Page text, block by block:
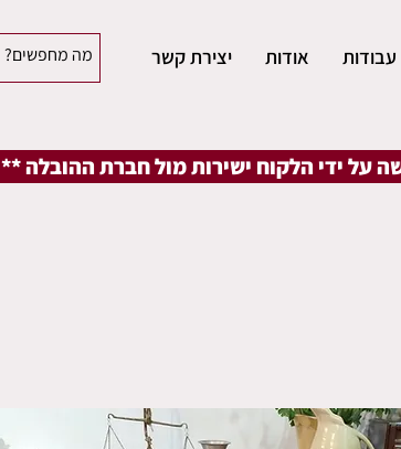
עבודות אודות יצירת קשר
על ידי הלקוח ישירות מול חברת ההובלה **